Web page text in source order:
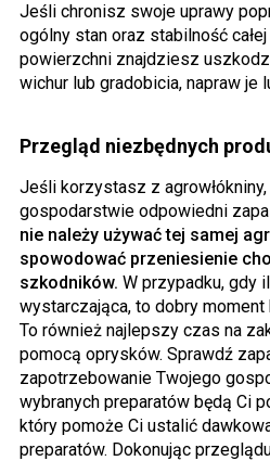
Jeśli chronisz swoje uprawy
ogólny stan oraz stabilność
powierzchni znajdziesz
wichur lub gradobicia, napraw je
Przegląd niezbędnych
Jeśli korzystasz z
gospodarstwie odpowiedni
nie należy używać tej samej
spowodować przeniesienie
szkodników. W przypadku, gdy
wystarczająca, to dobry moment
To również najlepszy czas na
pomocą oprysków. Sprawdź
zapotrzebowanie Twojego
wybranych preparatów będą Ci
który pomoże Ci ustalić
preparatów. Dokonując